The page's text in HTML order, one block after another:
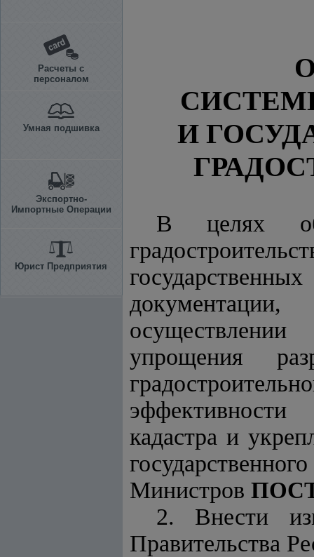
Расчеты с
персоналом
Умная подшивка
Экспортно-
Импортные Операции
Юрист Предприятия
И
В целях
упрощения
эффективности
кадастра и
Министров
2. Внести
Правительства